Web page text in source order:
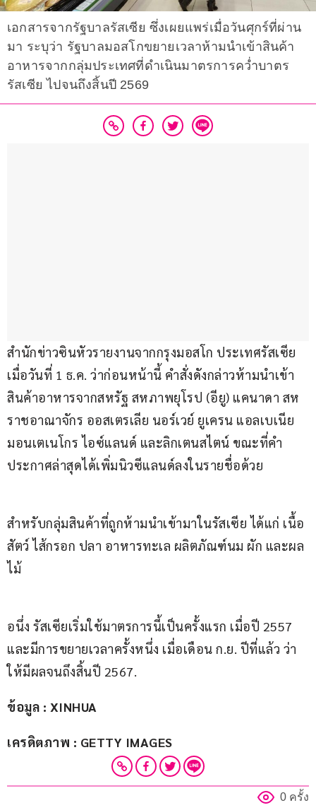
เอกสารจากรัฐบาลรัสเซีย ซึ่งเผยแพร่เมื่อวันศุกร์ที่ผ่าน
มา ระบุว่า รัฐบาลมอสโกขยายเวลาห้ามนำเข้าสินค้า
อาหารจากกลุ่มประเทศที่ดำเนินมาตรการคว่ำบาตร
รัสเซีย ไปจนถึงสิ้นปี 2569
สำนักข่าวซินหัวรายงานจากกรุงมอสโก ประเทศรัสเซีย
เมื่อวันที่ 1 ธ.ค. ว่าก่อนหน้านี้ คำสั่งดังกล่าวห้ามนำเข้า
สินค้าอาหารจากสหรัฐ สหภาพยุโรป (อียู) แคนาดา สห
ราชอาณาจักร ออสเตรเลีย นอร์เวย์ ยูเครน แอลเบเนีย
มอนเตเนโกร ไอซ์แลนด์ และลิกเตนสไตน์ ขณะที่คำ
ประกาศล่าสุดได้เพิ่มนิวซีแลนด์ลงในรายชื่อด้วย
สำหรับกลุ่มสินค้าที่ถูกห้ามนำเข้ามาในรัสเซีย ได้แก่ เนื้อ
สัตว์ ไส้กรอก ปลา อาหารทะเล ผลิตภัณฑ์นม ผัก และผล
ไม้
อนึ่ง รัสเซียเริ่มใช้มาตรการนี้เป็นครั้งแรก เมื่อปี 2557
และมีการขยายเวลาครั้งหนึ่ง เมื่อเดือน ก.ย. ปีที่แล้ว ว่า
ให้มีผลจนถึงสิ้นปี 2567.
ข้อมูล : XINHUA
เครดิตภาพ : GETTY IMAGES
0 ครั้ง